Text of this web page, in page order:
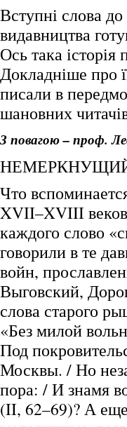
Вступні слова до
видавництва
Ось така
Докладніше про
писали в
шановних
З повагою – проф.
Что
XVII–XVIII
каждого слово
говорили в те
войн,
Выговский,
слова старого
«Без милой
Под
Москвы. / Но
пора: / И знамя
(II, 62–69)? А